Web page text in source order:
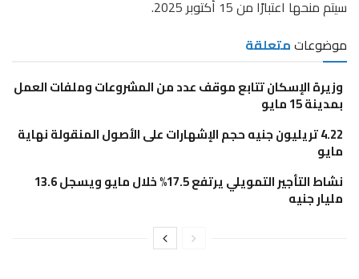
سيتم منحها اعتبارًا من 15 أكتوبر 2025.
موضوعاتمتعلقة
وزيرة الإسكان تتابع موقف عدد من المشروعات وملفات العمل
بمدينة 15 مايو
4.22 تريليون جنيه حجم الإشهارات على الأصول المنقولة نهاية
مايو
نشاط التأجير التمويلي يرتفع 17.5% خلال مايو ويسجل 13.6
مليار جنيه